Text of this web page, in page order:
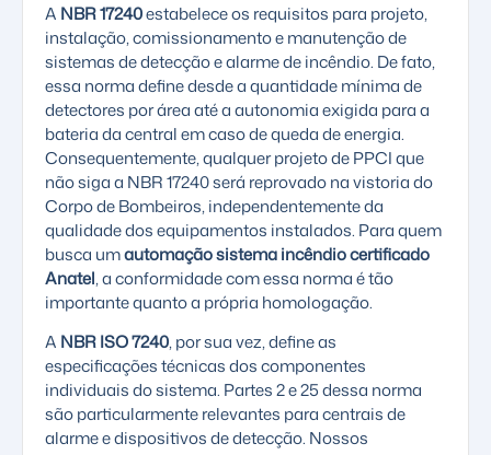
A NBR 17240estabelece os requisitos para projeto,
instalação, comissionamento e manutenção de
sistemas de detecção e alarme de incêndio. De fato,
essa norma define desde a quantidade mínima de
detectores por área até a autonomia exigida para a
bateria da central em caso de queda de energia.
Consequentemente, qualquer projeto de PPCI que
não siga a NBR 17240 será reprovado na vistoria do
Corpo de Bombeiros, independentemente da
qualidade dos equipamentos instalados. Para quem
busca umautomação sistema incêndio certificado
Anatel, a conformidade com essa norma é tão
importante quanto a própria homologação.
A NBR ISO 7240, por sua vez, define as
especificações técnicas dos componentes
individuais do sistema. Partes 2 e 25 dessa norma
são particularmente relevantes para centrais de
alarme e dispositivos de detecção. Nossos